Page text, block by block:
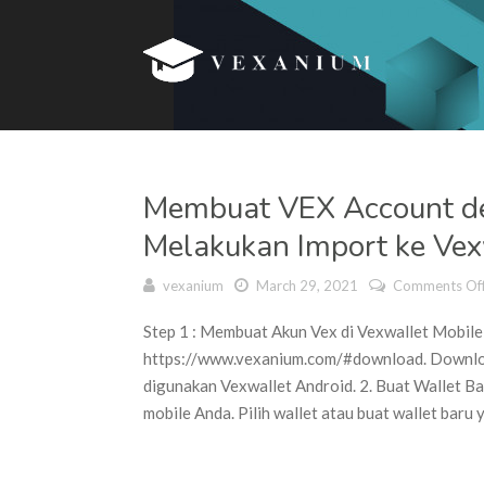
Membuat VEX Account
Melakukan Import ke
vexanium March 29, 2021 Comments
Step 1 : Membuat Akun Vex di Vexwallet
https://www.vexanium.com/#download.
digunakan Vexwallet Android. 2. Buat Wallet
mobile Anda. Pilih wallet atau buat wallet baru